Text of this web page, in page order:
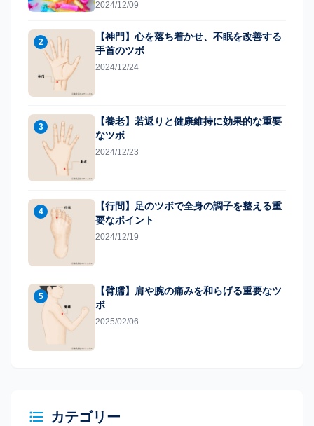
2024/12/09
2
【神門】心を落ち着かせ、不眠を改善する
手首のツボ
2024/12/24
3
【養老】若返りと健康維持に効果的な重要
なツボ
2024/12/23
4
【行間】足のツボで全身の調子を整える重
要なポイント
2024/12/19
5
【臂臑】肩や腕の痛みを和らげる重要なツ
ボ
2025/02/06
カテゴリー